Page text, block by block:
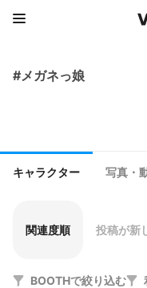
#メガネっ娘
キャラクター 写真・
関連度順 投稿が新
BOOTHで絞り込む